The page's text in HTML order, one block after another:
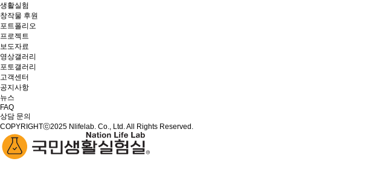
생활실험
창작물 후원
포트폴리오
프로젝트
보도자료
영상갤러리
포토갤러리
고객센터
공지사항
뉴스
FAQ
상담 문의
COPYRIGHTⓒ2025 Nlifelab. Co., Ltd. All Rights Reserved.